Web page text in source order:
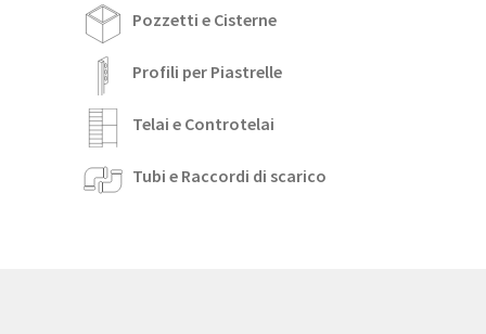
Pozzetti e Cisterne
Profili per Piastrelle
Telai e Controtelai
Tubi e Raccordi di scarico